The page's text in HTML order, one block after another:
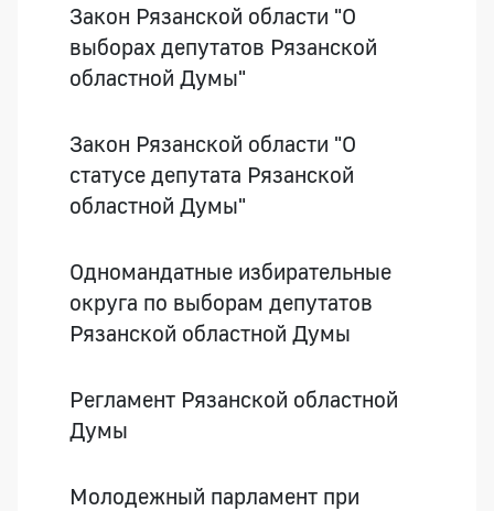
Закон Рязанской области "О
выборах депутатов Рязанской
областной Думы"
Закон Рязанской области "О
статусе депутата Рязанской
областной Думы"
Одномандатные избирательные
округа по выборам депутатов
Рязанской областной Думы
Регламент Рязанской областной
Думы
Молодежный парламент при